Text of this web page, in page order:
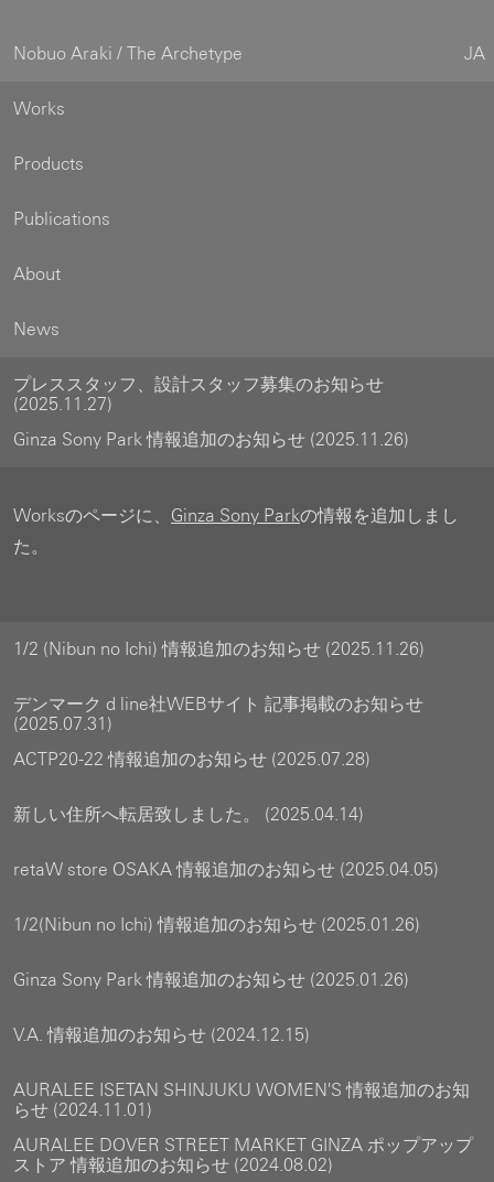
Nobuo Araki / The Archetype JA
Works
Products
Publications
About
News
プレススタッフ、設計スタッフ募集のお知らせ
(2025.11.27)
Ginza Sony Park 情報追加のお知らせ (2025.11.26)
Worksのページに、 Ginza Sony Parkの情報を追加しまし
た。
1/2 (Nibun no Ichi) 情報追加のお知らせ (2025.11.26)
デンマーク d line社WEBサイト 記事掲載のお知らせ
(2025.07.31)
ACTP20-22 情報追加のお知らせ (2025.07.28)
新しい住所へ転居致しました。 (2025.04.14)
retaW store OSAKA 情報追加のお知らせ (2025.04.05)
1/2(Nibun no Ichi) 情報追加のお知らせ (2025.01.26)
Ginza Sony Park 情報追加のお知らせ (2025.01.26)
V.A. 情報追加のお知らせ (2024.12.15)
AURALEE ISETAN SHINJUKU WOMEN'S 情報追加のお知
らせ (2024.11.01)
AURALEE DOVER STREET MARKET GINZA ポップアップ
ストア 情報追加のお知らせ (2024.08.02)